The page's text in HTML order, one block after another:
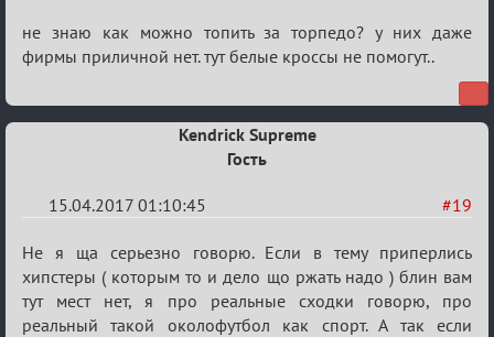
Re:
Околофутбольщики
не знаю как можно топить за торпедо? у них даже
фирмы приличной нет. тут белые кроссы не помогут..
Kendrick Supreme
Гость
#19
15.04.2017 01:10:45
Re:
Околофутбольщики
есть?
Не я ща серьезно говорю. Если в тему приперлись
хипстеры ( которым то и дело що ржать надо ) блин вам
тут мест нет, я про реальные сходки говорю, про
реальный такой околофутбол как спорт. А так если